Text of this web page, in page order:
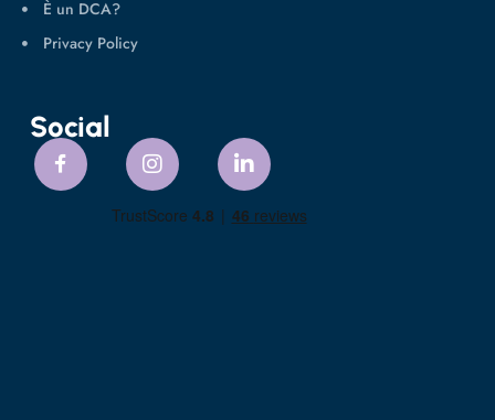
È un DCA?
Privacy Policy
Social